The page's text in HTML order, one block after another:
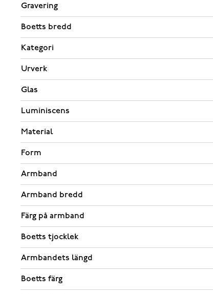
Gravering
Boetts bredd
Kategori
Urverk
Glas
Luminiscens
Material
Form
Armband
Armband bredd
Färg på armband
Boetts tjocklek
Armbandets längd
Boetts färg